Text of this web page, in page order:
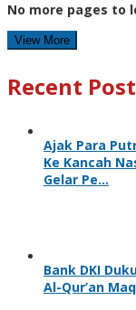
No more pages to
View More
Recent Post
Ajak Para
Ke Kancah
Gelar Pe…
Bank DKI
Al-Qur’an